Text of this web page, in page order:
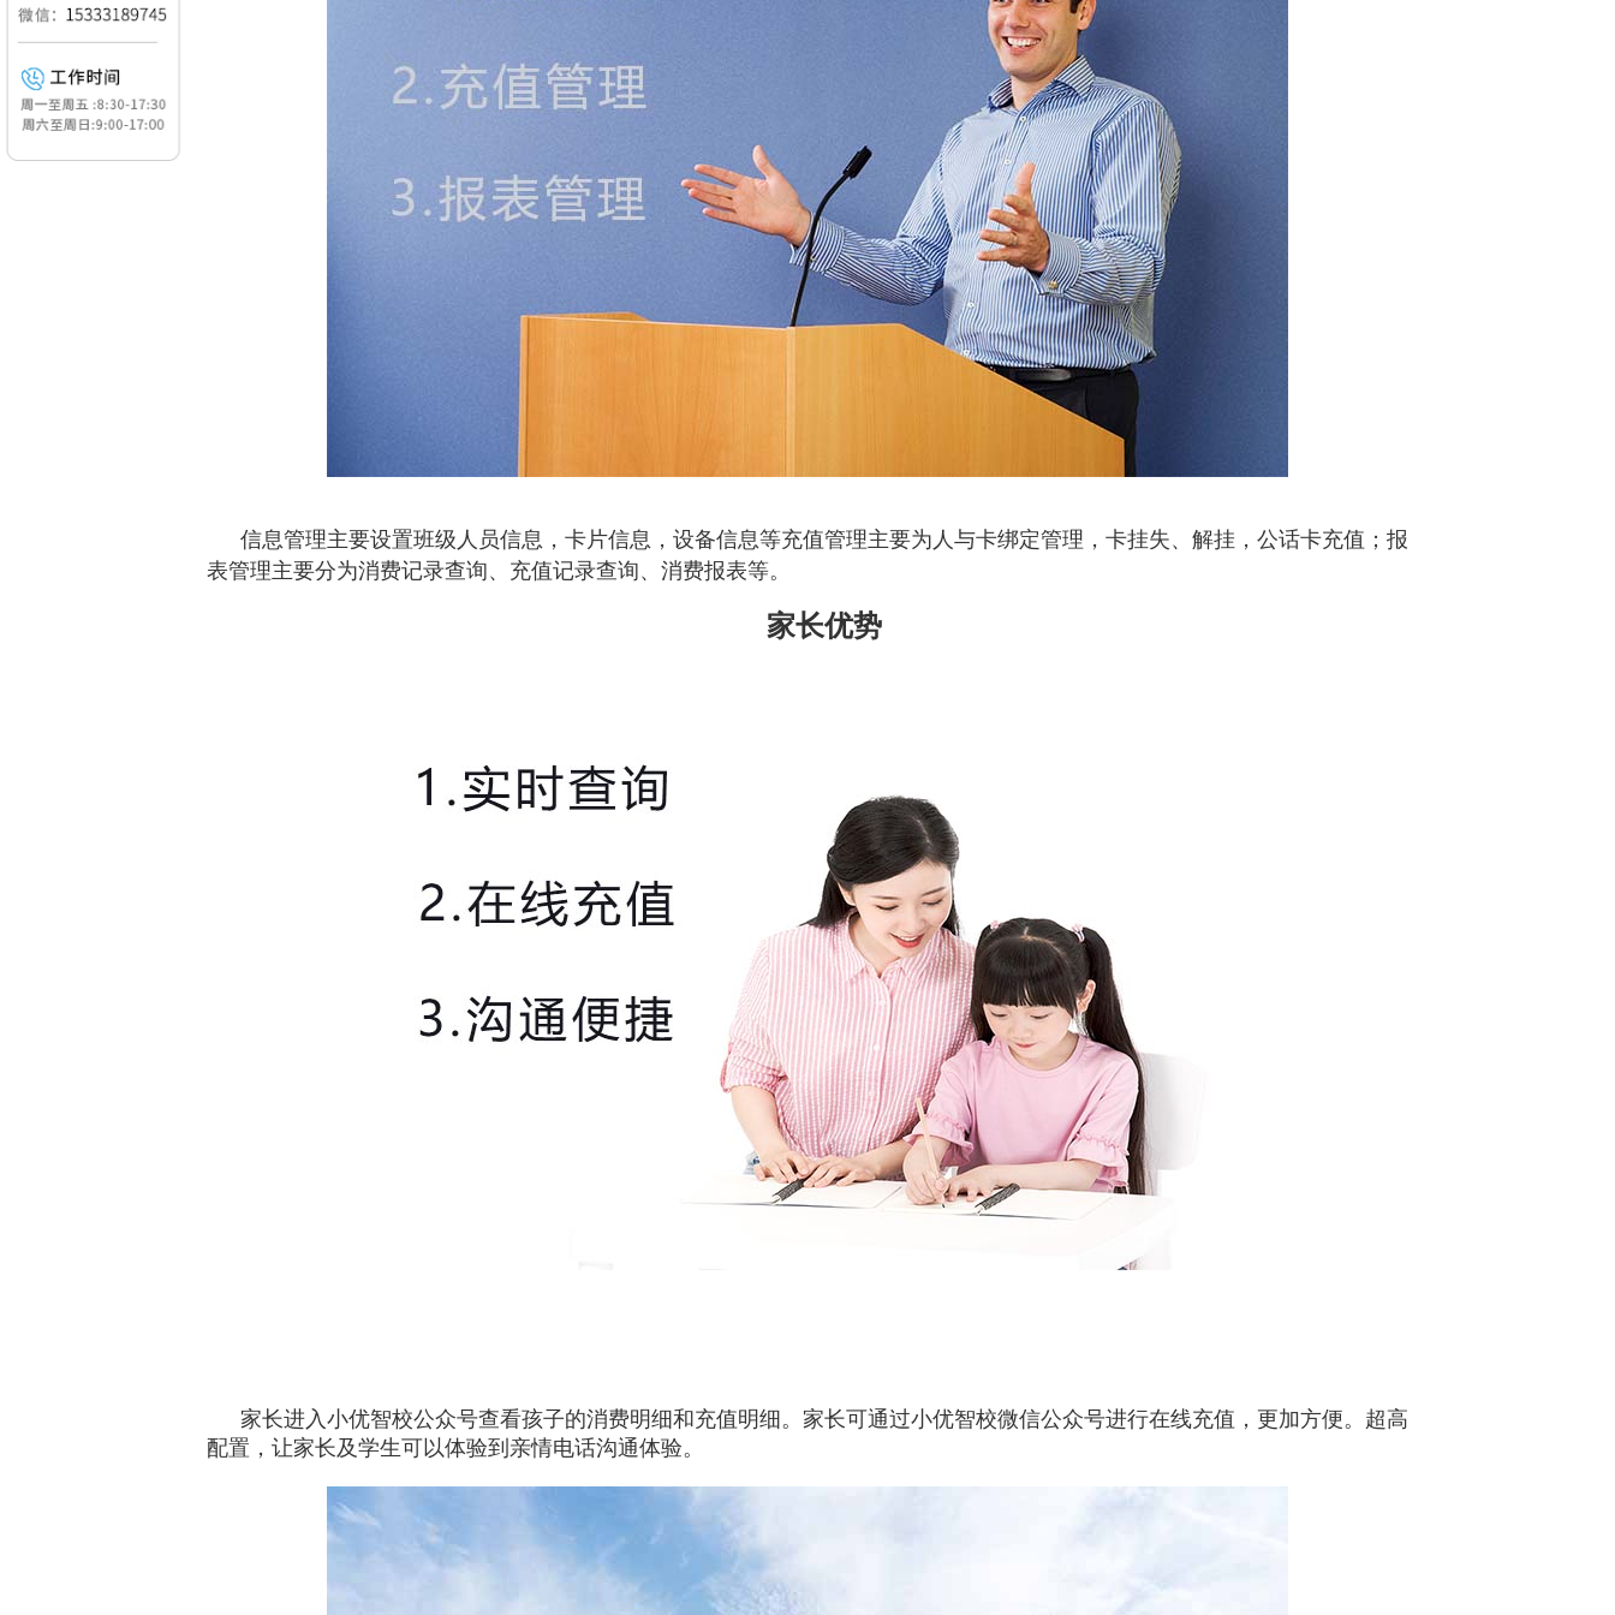
信息管理主要设置班级人员信息，卡片信息，设备信息等充值管理主要为人与卡绑定管理，卡挂失、解挂，公话卡充值； 报
表管理主要分为消费记录查询、充值记录查询、消费报表等。
家长优势
家长进入小优智校公众号查看孩子的消费明细和充值明细。家长可通过小优智校微信公众号进行在线充值，更加方便。超高
配置，让家长及学生可以体验到亲情电话沟通体验。